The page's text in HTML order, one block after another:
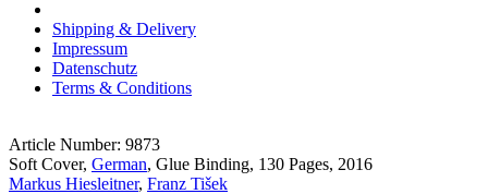
Shipping & Delivery
Impressum
Datenschutz
Terms & Conditions
Article Number: 9873
Soft Cover, German, Glue Binding, 130 Pages, 2016
Markus Hiesleitner, Franz Tišek